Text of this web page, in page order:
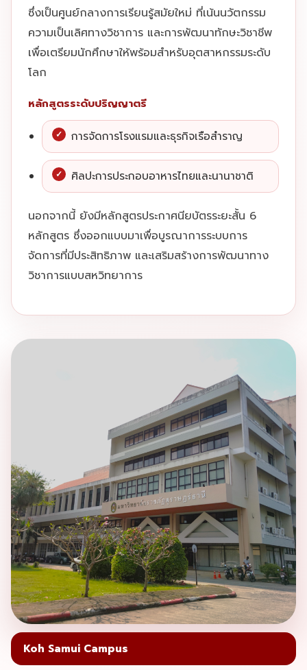
ซึ่งเป็นศูนย์กลางการเรียนรู้สมัยใหม่ ที่เน้นนวัตกรรม
ความเป็นเลิศทางวิชาการ และการพัฒนาทักษะวิชาชีพ
เพื่อเตรียมนักศึกษาให้พร้อมสำหรับอุตสาหกรรมระดับ
โลก
หลักสูตรระดับปริญญาตรี
การจัดการโรงแรมและธุรกิจเรือสำราญ
ศิลปะการประกอบอาหารไทยและนานาชาติ
นอกจากนี้ ยังมีหลักสูตรประกาศนียบัตรระยะสั้น 6
หลักสูตร ซึ่งออกแบบมาเพื่อบูรณาการระบบการ
จัดการที่มีประสิทธิภาพ และเสริมสร้างการพัฒนาทาง
วิชาการแบบสหวิทยาการ
Koh Samui Campus